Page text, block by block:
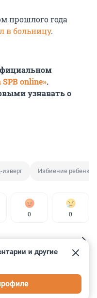
прошлого года
в больницу.
online».
узнавать о
изверг Избиение ребенка
0 0
и другие